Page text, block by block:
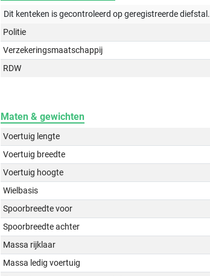
Dit kenteken is gecontroleerd opgeregistreerdediefstal.
Politie
Verzekeringsmaatschappij
RDW
Maten & gewichten
Voertuig lengte
Voertuig breedte
Voertuig hoogte
Wielbasis
Spoorbreedte voor
Spoorbreedte achter
Massa rijklaar
Massa ledig voertuig